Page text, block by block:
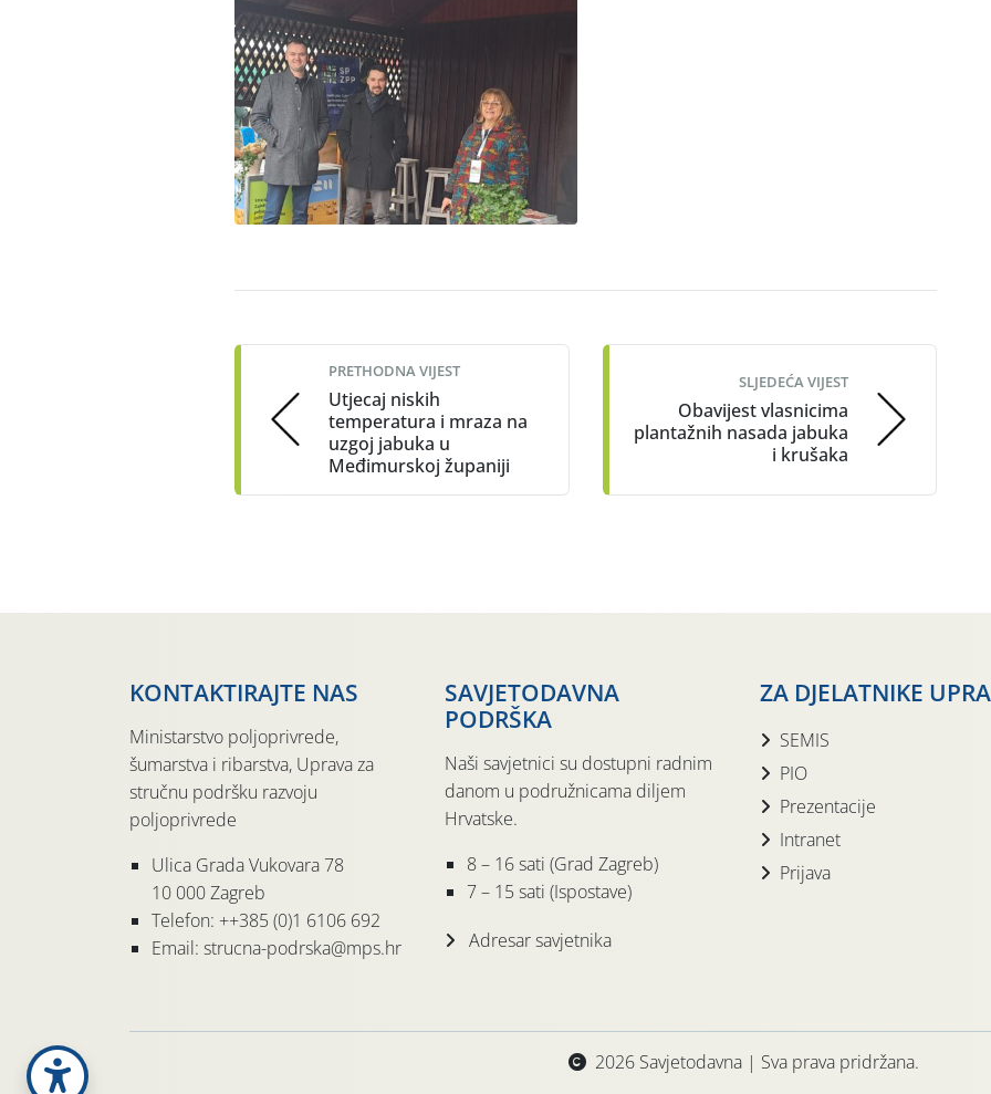
navigation
PRETHODNA VIJEST
Utjecaj niskih
temperatura i mraza na
uzgoj jabuka u
Međimurskoj županiji
SLJEDEĆA VIJEST
Obavijest vlasnicima
plantažnih nasada jabuka
i krušaka
KONTAKTIRAJTE NAS
Ministarstvo poljoprivrede,
šumarstva i ribarstva, Uprava za
stručnu podršku razvoju
poljoprivrede
Ulica Grada Vukovara 78
10 000 Zagreb
Telefon: ++385 (0)1 6106 692
Email: strucna-podrska@mps.hr
SAVJETODAVNA
PODRŠKA
Naši savjetnici su dostupni radnim
danom u podružnicama diljem
Hrvatske.
8 – 16 sati (Grad Zagreb)
7 – 15 sati (Ispostave)
Adresar savjetnika
ZA DJELATNIKE
SEMIS
PIO
Prezentacije
Intranet
Prijava
2026 Savjetodavna | Sva prava pridržana.